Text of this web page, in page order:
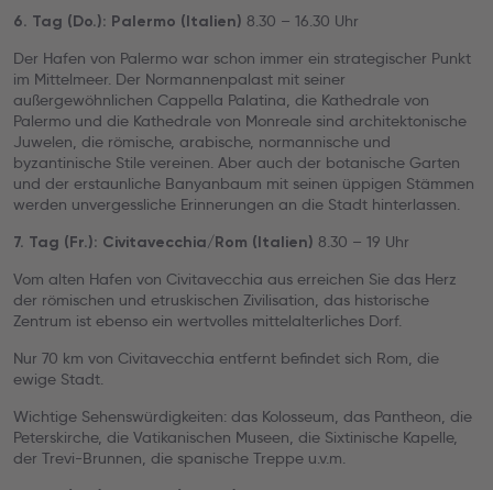
6. Tag (Do.): Palermo (Italien) 8.30 – 16.30 Uhr
Der Hafen von Palermo war schon immer ein strategischer Punkt
im Mittelmeer. Der Normannenpalast mit seiner
außergewöhnlichen Cappella Palatina, die Kathedrale von
Palermo und die Kathedrale von Monreale sind architektonische
Juwelen, die römische, arabische, normannische und
byzantinische Stile vereinen. Aber auch der botanische Garten
und der erstaunliche Banyanbaum mit seinen üppigen Stämmen
werden unvergessliche Erinnerungen an die Stadt hinterlassen.
7. Tag (Fr.): Civitavecchia/Rom (Italien) 8.30 – 19 Uhr
Vom alten Hafen von Civitavecchia aus erreichen Sie das Herz
der römischen und etruskischen Zivilisation, das historische
Zentrum ist ebenso ein wertvolles mittelalterliches Dorf.
Nur 70 km von Civitavecchia entfernt befindet sich Rom, die
ewige Stadt.
Wichtige Sehenswürdigkeiten: das Kolosseum, das Pantheon, die
Peterskirche, die Vatikanischen Museen, die Sixtinische Kapelle,
der Trevi-Brunnen, die spanische Treppe u.v.m.